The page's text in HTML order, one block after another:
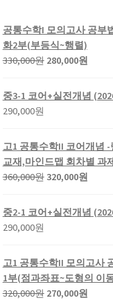
공통수학I 모의고사 공부
화2부(부등식~행렬)
330,000원 280,000원
중3-1 코어+실전개념
290,000원
고1 공통수학II 코어개념 -
교재,마인드맵 회차별 과
360,000원 320,000원
중2-1 코어+실전개념
290,000원
고1 공통수학II 모의고사
1부(점과좌표~도형의 이
320,000원 270,000원